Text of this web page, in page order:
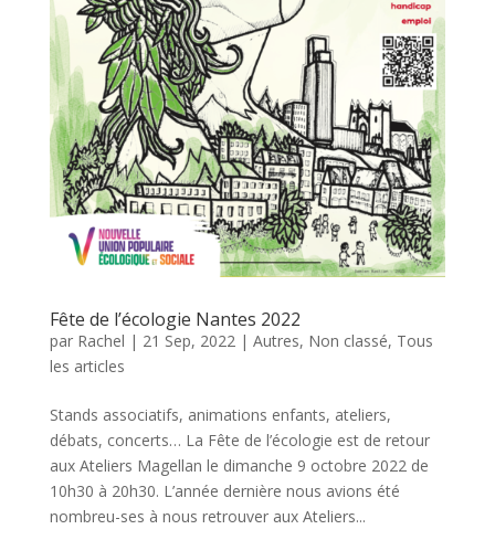
Fête de l’écologie Nantes 2022
par Rachel | 21 Sep, 2022 | Autres, Non classé, Tous
les articles
Stands associatifs, animations enfants, ateliers,
débats, concerts… La Fête de l’écologie est de retour
aux Ateliers Magellan le dimanche 9 octobre 2022 de
10h30 à 20h30. L’année dernière nous avions été
nombreu-ses à nous retrouver aux Ateliers...